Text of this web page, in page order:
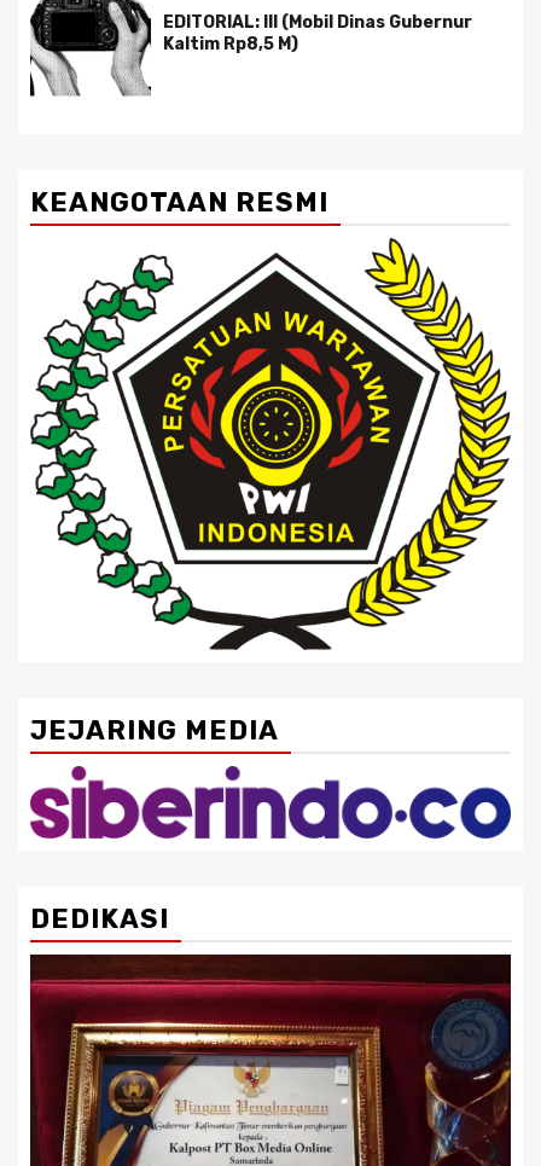
EDITORIAL: III (Mobil Dinas Gubernur
Kaltim Rp8,5 M)
KEANGOTAAN RESMI
JEJARING MEDIA
DEDIKASI